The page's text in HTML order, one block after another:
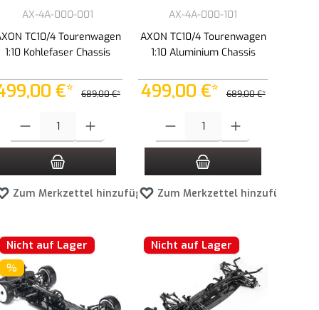
AX-4A-000-001
TC10/4 Tourenwagen
1:10 Kohlefaser Chassis
€* 689,00 €*
Zum Merkzettel hinzufügen
AX-4A-000-101
AXON TC10/4 Tourenwagen
1:10 Aluminium Chassis
499,00 €* 689,00 €*
Zum Merkzettel hinzufügen
Nicht auf Lager
%
Nicht auf Lager